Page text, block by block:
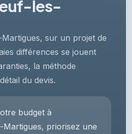
les-
sur un projet de
différences se jouent
la méthode
du devis.
budget à
Martigues, priorisez une